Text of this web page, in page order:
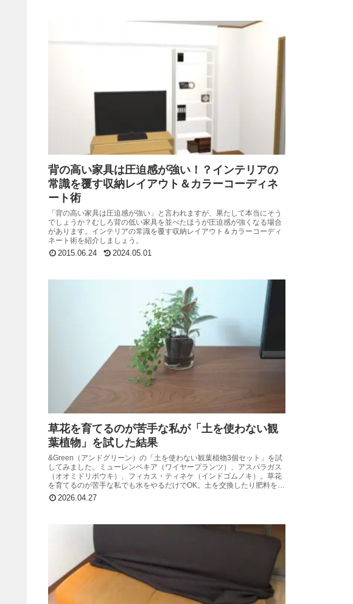
背の高い家具は圧迫感が強い！？インテリアの
常識を覆す収納レイアウト＆カラーコーディネ
ート術
「背の高い家具は圧迫感が強い」と言われますが、果たして本当にそう
でしょうか？むしろ背の低い家具を並べたほうが圧迫感が強くなる場合
があります。インテリアの常識を覆す収納レイアウト＆カラーコーディ
ネート術を紹介しましょう。
2015.06.24
2024.05.01
草花を育てるのが苦手な私が「土を使わない観
葉植物」を試した結果
&Green（アンドグリーン）の「土を使わない観葉植物3個セット」を試
してみました。ミューレンベキア（ワイヤープランツ）、アスパラガス
（オオミドリボウキ）、フィカス・ティネケ（インドゴムノキ）。草花
を育てるのが苦手な私でも水をやるだけでOK。土を交換したり肥料をや
る必要もありません。
2026.04.27